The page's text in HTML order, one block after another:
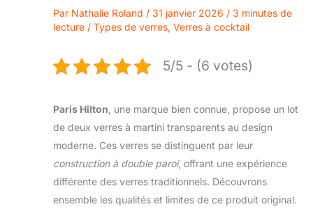
Par Nathalie Roland / 31 janvier 2026 / 3 minutes de
lecture / Types de verres, Verres à cocktail
5/5 - (6 votes)
Paris Hilton , une marque bien connue, propose un lot
de deux verres à martini transparents au design
moderne. Ces verres se distinguent par leur
construction à double paroi, offrant une expérience
différente des verres traditionnels. Découvrons
ensemble les qualités et limites de ce produit original.